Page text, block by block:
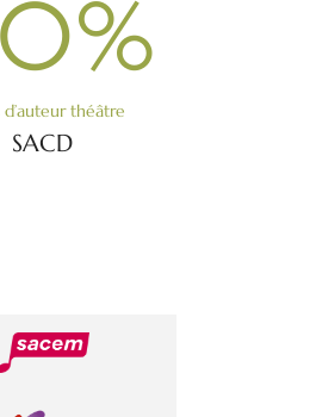
%
d’auteur théâtre
SACD